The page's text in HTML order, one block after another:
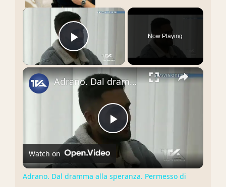
×
Play Video
Now Playing
×
Play
Video
Adrano. Dal dramma alla speranza. Permesso di soggiorno e lavoro per Najim, il 31enne ferito nel pau
Watch on
Adrano. Dal dramma alla speranza. Permesso di